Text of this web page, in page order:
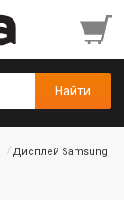
Дисплей Samsung